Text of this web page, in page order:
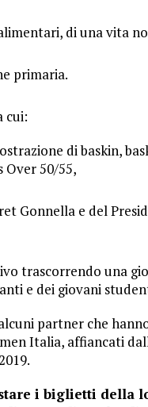
di una vita
primaria.
cui:
di baskin,
50/55,
Gonnella e del
trascorrendo una
e dei giovani
partner che
Italia, affiancati
i biglietti della